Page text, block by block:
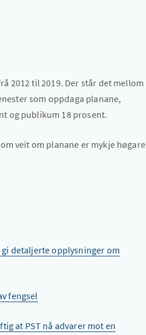
2012 til 2019. Der står det mellom
som oppdaga planane,
og publikum 18 prosent.
veit om planane er mykje høgare
gi detaljerte opplysninger om
fengsel
at PST nå advarer mot en